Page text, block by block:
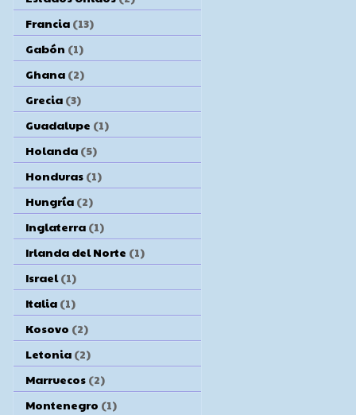
Francia (13)
Gabón (1)
Ghana (2)
Grecia (3)
Guadalupe (1)
Holanda (5)
Honduras (1)
Hungría (2)
Inglaterra (1)
Irlanda del Norte (1)
Israel (1)
Italia (1)
Kosovo (2)
Letonia (2)
Marruecos (2)
Montenegro (1)